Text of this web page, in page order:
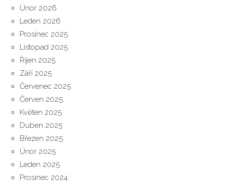
Únor 2026
Leden 2026
Prosinec 2025
Listopad 2025
Říjen 2025
Září 2025
Červenec 2025
Červen 2025
Květen 2025
Duben 2025
Březen 2025
Únor 2025
Leden 2025
Prosinec 2024